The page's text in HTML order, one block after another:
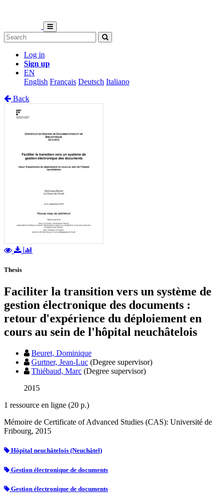
Log in
Sign up
EN
English Français Deutsch Italiano
Back
Thesis
Faciliter la transition vers un système de
gestion électronique des documents :
retour d'expérience du déploiement en
cours au sein de l'hôpital neuchâtelois
Beuret, Dominique
Gurtner, Jean-Luc (Degree supervisor)
Thiébaud, Marc (Degree supervisor)
2015
1 ressource en ligne (20 p.)
Mémoire de Certificate of Advanced Studies (CAS): Université de
Fribourg, 2015
Hôpital neuchâtelois (Neuchâtel)
Gestion électronique de documents
Gestion électronique de documents